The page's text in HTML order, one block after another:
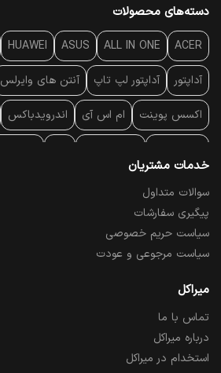
دسته‌های محصولات
ACER
ALL IN ONE
ASUS
HUAWEI
آداپتور آداپتور لپ تاپ آنتن‌ های وایرلس
اکسس پوینت ام اس آی اندرویدباکس
پایه سقفی
پرده نمایش
تبلت و موبایل تجهیزات پسیو شبکه
تلویزیون
درایو نوری
دستگاه ضبط تصاویر
خدمات مشتریان
سوالات متداول
پیگیری سفارشات
سیاست حریم خصوصی
سیاست مرجوعی و عودت
میراکل
تماس با ما
درباره میراکل
استخدام در میراکل